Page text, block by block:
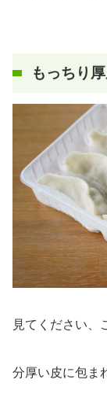
もっちり
見てください、
分厚い皮に包ま